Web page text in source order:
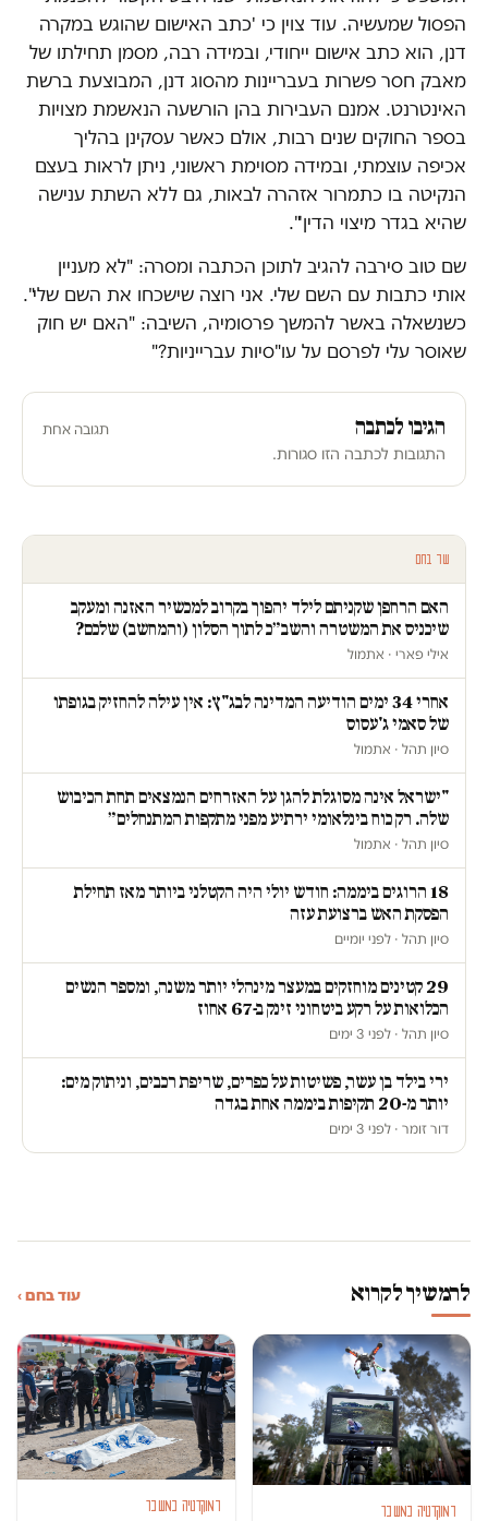
הפסול שמעשיה. עוד צוין כי 'כתב האישום שהוגש במקרה
דנן, הוא כתב אישום ייחודי, ובמידה רבה, מסמן תחילתו של
מאבק חסר פשרות בעבריינות מהסוג דנן, המבוצעת ברשת
האינטרנט. אמנם העבירות בהן הורשעה הנאשמת מצויות
בספר החוקים שנים רבות, אולם כאשר עסקינן בהליך
אכיפה עוצמתי, ובמידה מסוימת ראשוני, ניתן לראות בעצם
הנקיטה בו כתמרור אזהרה לבאות, גם ללא השתת ענישה
שהיא בגדר מיצוי הדין'".
שם טוב סירבה להגיב לתוכן הכתבה ומסרה: "לא מעניין
אותי כתבות עם השם שלי. אני רוצה שישכחו את השם שלי".
כשנשאלה באשר להמשך פרסומיה, השיבה: "האם יש חוק
שאוסר עלי לפרסם על עו"סיות עברייניות?"
הגיבו לכתבה תגובה אחת
התגובות לכתבה הזו סגורות.
עוד בחם
האם הרחפן שקניתם לילד יהפוך בקרוב למכשיר האזנה ומעקב
שיכניס את המשטרה והשב״כ לתוך הסלון (והמחשב) שלכם?
אילי פארי · אתמול
אחרי 34 ימים הודיעה המדינה לבג"ץ: אין עילה להחזיק בגופתו
של סאמי ג'עסוס
סיון תהל · אתמול
"ישראל אינה מסוגלת להגן על האזרחים הנמצאים תחת הכיבוש
שלה. רק כוח בינלאומי ירתיע מפני מתקפות המתנחלים״
סיון תהל · אתמול
18 הרוגים ביממה: חודש יולי היה הקטלני ביותר מאז תחילת
הפסקת האש ברצועת עזה
סיון תהל · לפני יומיים
29 קטינים מוחזקים במעצר מינהלי יותר משנה, ומספר הנשים
הכלואות על רקע ביטחוני זינק ב-67 אחוז
סיון תהל · לפני 3 ימים
ירי בילד בן עשר, פשיטות על כפרים, שריפת רכבים, וניתוק מים:
יותר מ-20 תקיפות ביממה אחת בגדה
דור זומר · לפני 3 ימים
להמשיך לקרוא עוד בחם ›
דמוקרטיה במשבר דמוקרטיה במשבר